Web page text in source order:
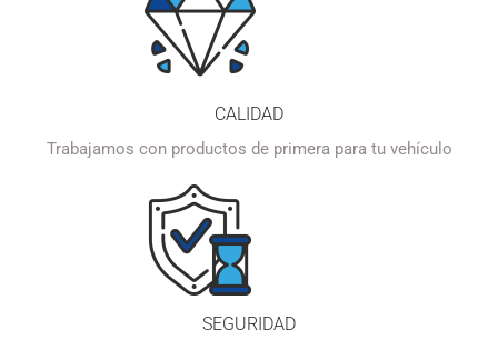
CALIDAD
Trabajamos con productos de primera para tu vehículo
SEGURIDAD